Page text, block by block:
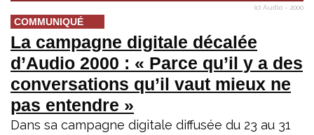
(c) Audio - 2000
COMMUNIQUÉ
La campagne digitale décalée
d’Audio 2000 : « Parce qu’il y a des
conversations qu’il vaut mieux ne
pas entendre »
Dans sa campagne digitale diffusée du 23 au 31